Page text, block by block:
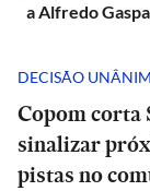
a Alfredo
DECISÃO
Copom corta
sinalizar
pistas no